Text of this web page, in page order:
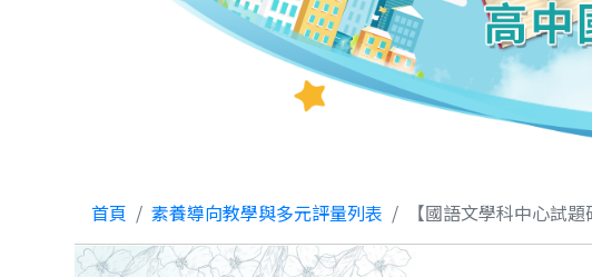
首頁 素養導向教學與多元評量列表 【國語文學科中心試